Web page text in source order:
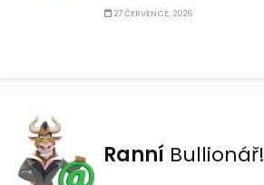
27 ČERVENCE, 2026
Ranní Bullionář!